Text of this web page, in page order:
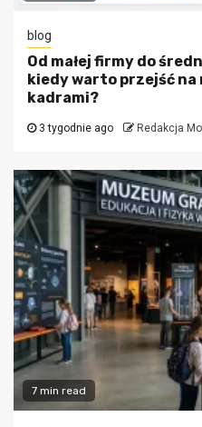
blog
Od małej firmy do
kiedy warto przejść na
kadrami?
3 tygodnie ago Redakcja
7 min read